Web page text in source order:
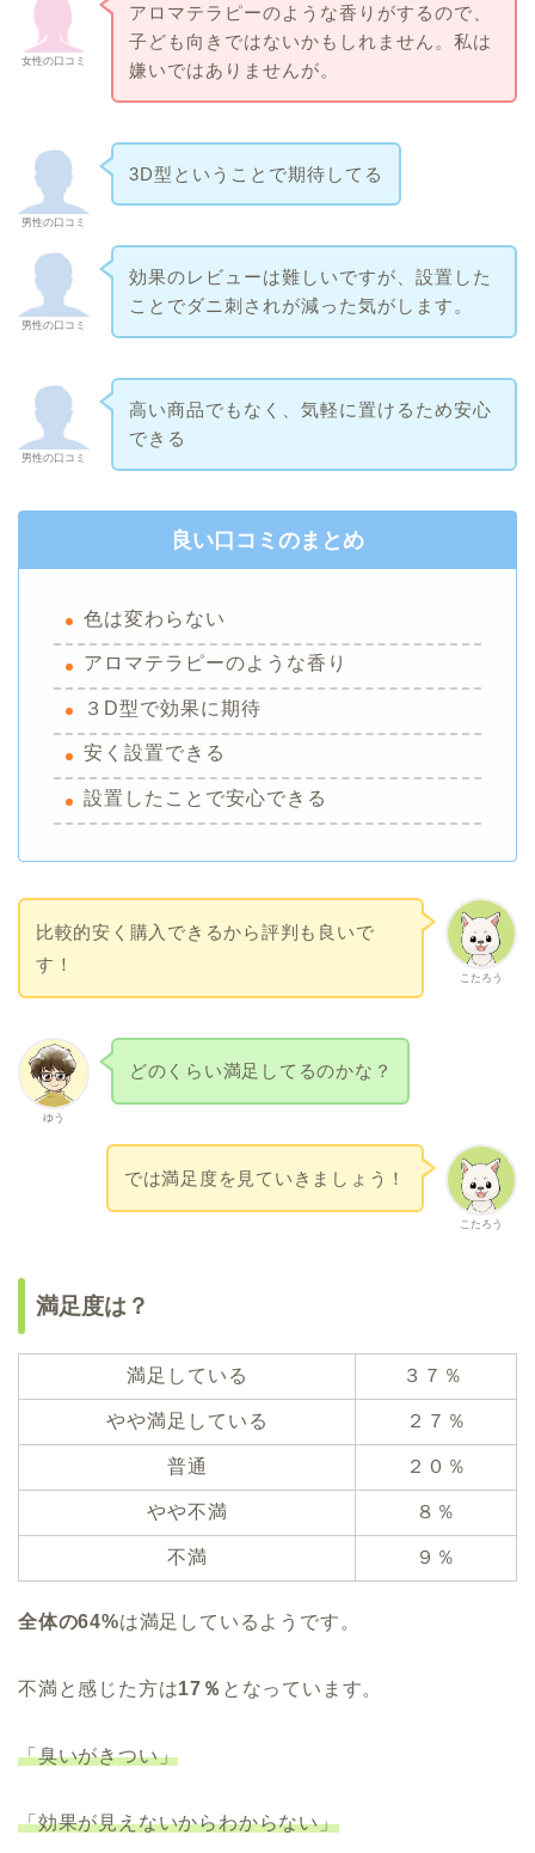
女性の口コミ
アロマテラピーのような香りがするので、
子ども向きではないかもしれません。私は
嫌いではありませんが。
男性の口コミ
3D型ということで期待してる
男性の口コミ
効果のレビューは難しいですが、設置した
ことでダニ刺されが減った気がします。
男性の口コミ
高い商品でもなく、気軽に置けるため安心
できる
良い口コミのまとめ
色は変わらない
アロマテラピーのような香り
３D型で効果に期待
安く設置できる
設置したことで安心できる
こたろう
比較的安く購入できるから評判も良いで
す！
ゆう
どのくらい満足してるのかな？
こたろう
では満足度を見ていきましょう！
満足度は？
満足している ３７％
やや満足している ２７％
普通 ２０％
やや不満 ８％
不満 ９％
全体の64%は満足しているようです。
不満と感じた方は17％ となっています。
「臭いがきつい」
「効果が見えないからわからない」